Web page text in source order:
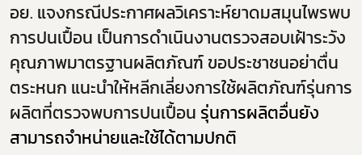
อย. แจงกรณีประกาศผลวิเคราะห์ยาดมสมุนไพรพบ
การปนเปื้อน เป็นการดำเนินงานตรวจสอบเฝ้าระวัง
คุณภาพมาตรฐานผลิตภัณฑ์ ขอประชาชนอย่าตื่น
ตระหนก แนะนำให้หลีกเลี่ยงการใช้ผลิตภัณฑ์รุ่นการ
ผลิตที่ตรวจพบการปนเปื้อน รุ่นการผลิตอื่นยัง
สามารถจำหน่ายและใช้ได้ตามปกติ